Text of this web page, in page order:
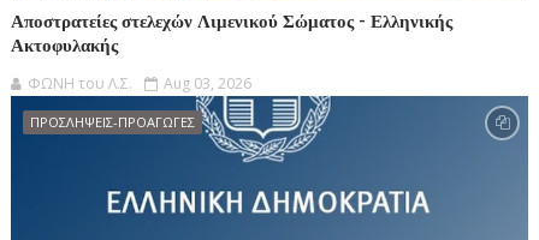
Αποστρατείες στελεχών Λιμενικού Σώματος - Ελληνικής
Ακτοφυλακής
ΦΩΝΗ του Λ.Σ. Aug 03, 2026
ΠΡΟΣΛΗΨΕΙΣ-ΠΡΟΑΓΩΓΕΣ